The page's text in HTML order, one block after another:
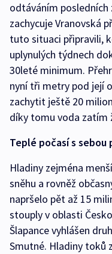
odtáváním posledních
zachycuje Vranovská
tuto situaci připravili,
uplynulých týdnech
30leté minimum.
nyní tři metry pod její
zachytit ještě 20
díky tomu voda zatím
Teplé počasí s
Hladiny zejména
sněhu a rovněž
napršelo pět až 15
stouply v oblasti
Šlapance vyhlášen
Smutné. Hladiny toků